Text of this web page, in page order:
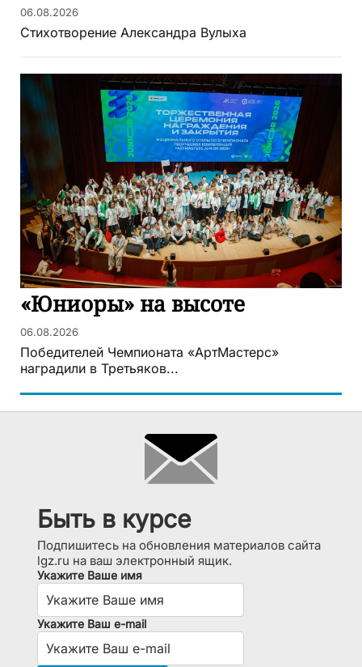
06.08.2026
Стихотворение Александра Вулыха
«Юниоры» на высоте
06.08.2026
Победителей Чемпионата «АртМастерс»
наградили в Третьяков...
Быть в курсе
Подпишитесь на обновления материалов сайта
lgz.ru на ваш электронный ящик.
Укажите Ваше имя
Укажите Ваш e-mail